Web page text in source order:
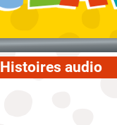
Histoires audio